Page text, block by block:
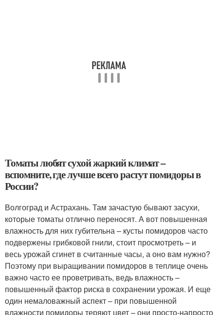
Томаты любят сухой жаркий климат –
вспомните, где лучше всего растут помидоры в
России?
Волгоград и Астрахань. Там зачастую бывают засухи,
которые томаты отлично переносят. А вот повышенная
влажность для них губительна – кусты помидоров часто
подвержены грибковой гнили, стоит просмотреть – и
весь урожай сгинет в считанные часы, а оно вам нужно?
Поэтому при выращивании помидоров в теплице очень
важно часто ее проветривать, ведь влажность –
повышенный фактор риска в сохранении урожая. И еще
один немаловажный аспект – при повышенной
влажности помидоры теряют цвет – они просто-напросто